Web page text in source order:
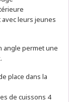
leurs jeunes
angle permet une
place dans la
de cuissons 4